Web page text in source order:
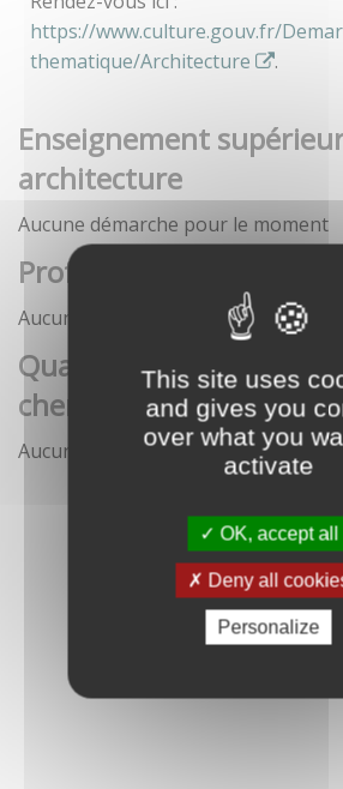
This site uses
and gives you
over what you
activate
OK, accept all
Deny all
Personalize
https://www.culture.gouv.fr/
thematique/Architecture
.
Enseignement
architecture
Aucune démarche pour le moment
Profession architecte
Aucune démarche pour le moment
Qualification des
chercheurs en écoles
Aucune démarche pour le moment